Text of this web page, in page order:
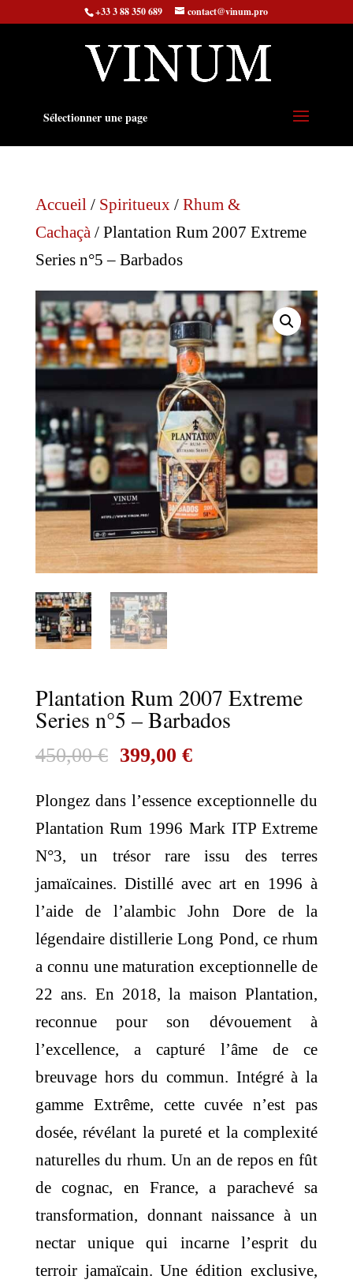
+33 3 88 350 689 contact@vinum.pro
Sélectionner une page
Accueil/ Spiritueux/ Rhum &
Cachaçà/ Plantation Rum 2007 Extreme
Series n°5 – Barbados
Plantation Rum 2007 Extreme
Series n°5 – Barbados
450,00€ Le
initial
était :
450,00 €.
399,00 €Le
actuel
est :
399,00 €.
Plongez dans l’essence exceptionnelle du
Plantation Rum 1996 Mark ITP Extreme
N°3, un trésor rare issu des terres
jamaïcaines. Distillé avec art en 1996 à
l’aide de l’alambic John Dore de la
légendaire distillerie Long Pond, ce rhum
a connu une maturation exceptionnelle de
22 ans. En 2018, la maison Plantation,
reconnue pour son dévouement à
l’excellence, a capturé l’âme de ce
breuvage hors du commun. Intégré à la
gamme Extrême, cette cuvée n’est pas
dosée, révélant la pureté et la complexité
naturelles du rhum. Un an de repos en fût
de cognac, en France, a parachevé sa
transformation, donnant naissance à un
nectar unique qui incarne l’esprit du
terroir jamaïcain. Une édition exclusive,